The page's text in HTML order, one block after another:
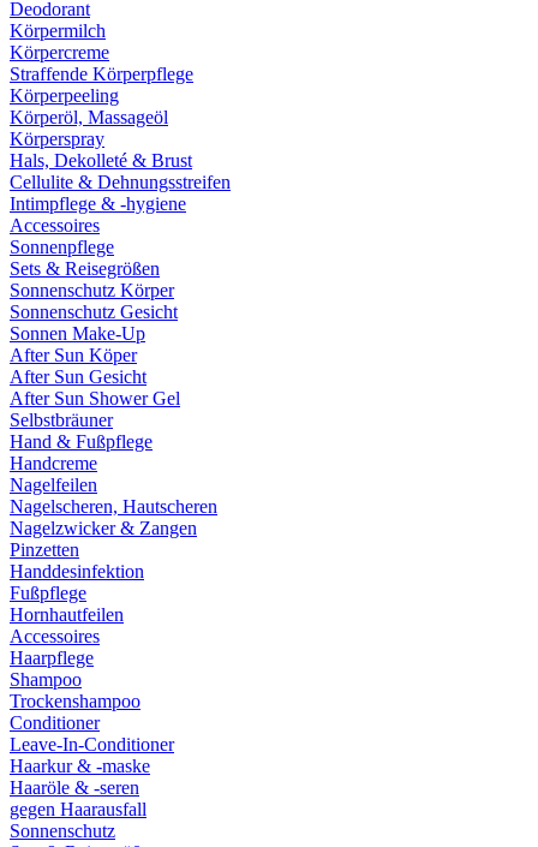
Deodorant
Körpermilch
Körpercreme
Straffende Körperpflege
Körperpeeling
Körperöl, Massageöl
Körperspray
Hals, Dekolleté & Brust
Cellulite & Dehnungsstreifen
Intimpflege & -hygiene
Accessoires
Sonnenpflege
Sets & Reisegrößen
Sonnenschutz Körper
Sonnenschutz Gesicht
Sonnen Make-Up
After Sun Köper
After Sun Gesicht
After Sun Shower Gel
Selbstbräuner
Hand & Fußpflege
Handcreme
Nagelfeilen
Nagelscheren, Hautscheren
Nagelzwicker & Zangen
Pinzetten
Handdesinfektion
Fußpflege
Hornhautfeilen
Accessoires
Haarpflege
Shampoo
Trockenshampoo
Conditioner
Leave-In-Conditioner
Haarkur & -maske
Haaröle & -seren
gegen Haarausfall
Sonnenschutz